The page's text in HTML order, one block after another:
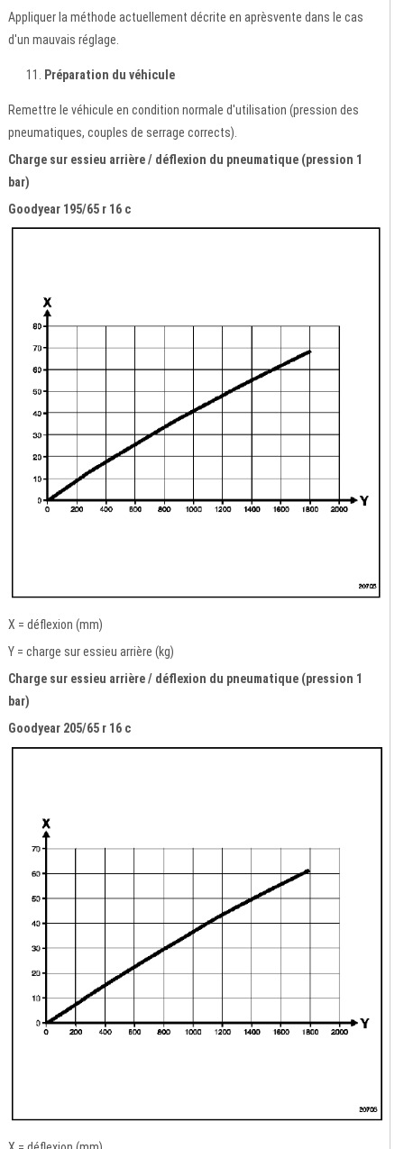
Appliquer la méthode actuellement décrite en aprèsvente dans le cas
d'un mauvais réglage.
Préparation du véhicule
Remettre le véhicule en condition normale d'utilisation (pression des
pneumatiques, couples de serrage corrects).
Charge sur essieu arrière / déflexion du pneumatique (pression 1
bar)
Goodyear 195/65 r 16 c
X = déflexion (mm)
Y = charge sur essieu arrière (kg)
Charge sur essieu arrière / déflexion du pneumatique (pression 1
bar)
Goodyear 205/65 r 16 c